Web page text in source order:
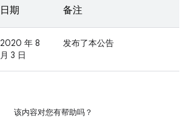
日期 备注
2020 年 8
月 3 日
发布了本公告
该内容对您有帮助吗？